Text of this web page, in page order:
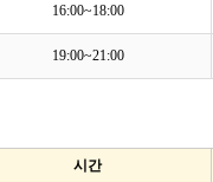
16:00~18:00
19:00~21:00
시간